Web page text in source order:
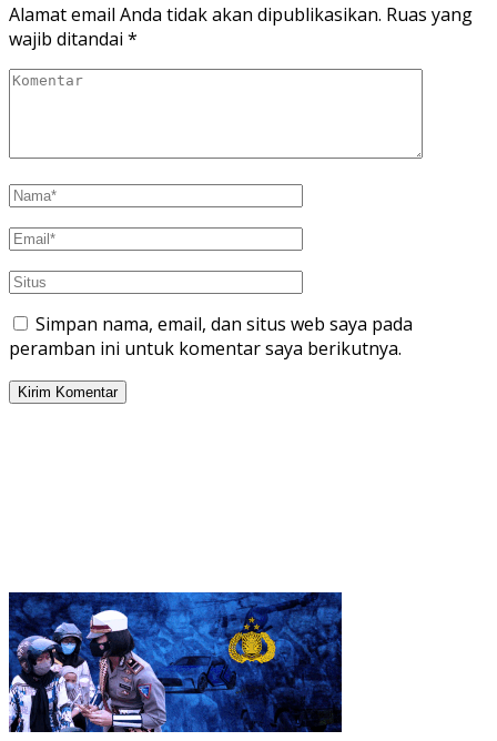
Alamat email Anda tidak akan dipublikasikan. Ruas yang
wajib ditandai *
Simpan nama, email, dan situs web saya pada
peramban ini untuk komentar saya berikutnya.